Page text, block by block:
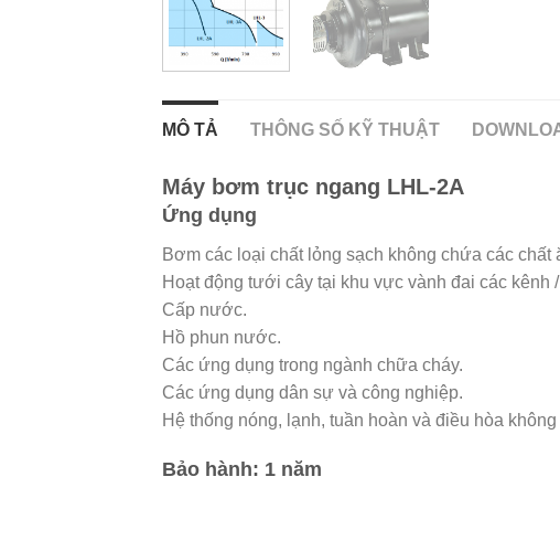
MÔ TẢ THÔNG SỐ KỸ THUẬT
Máy bơm trục ngang LHL-2A
Ứng dụng
Bơm các loại chất lỏng sạch không chứa các
Hoạt động tưới cây tại khu vực vành đai các kênh
Cấp nước.
Hồ phun nước.
Các ứng dụng trong ngành chữa cháy.
Các ứng dụng dân sự và công nghiệp.
Hệ thống nóng, lạnh, tuần hoàn và điều hòa
Bảo hành: 1 năm